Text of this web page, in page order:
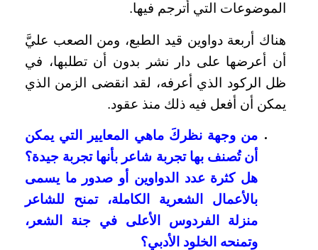
الموضوعات التي أترجم فيها.
هناك أربعة دواوين قيد الطبع، ومن الصعب عليَّ
أن أعرضها على دار نشر بدون أن تطلبها، في
ظل الركود الذي أعرفه، لقد انقضى الزمن الذي
يمكن أن أفعل فيه ذلك منذ عقود.
من وجهة نظركَ ماهي المعايير التي يمكن
أن تُصنف بها تجربة شاعر بأنها تجربة جيدة؟
هل كثرة عدد الدواوين أو صدور ما يسمى
بالأعمال الشعرية الكاملة، تمنح للشاعر
منزلة الفردوس الأعلى في جنة الشعر،
وتمنحه الخلود الأدبي؟